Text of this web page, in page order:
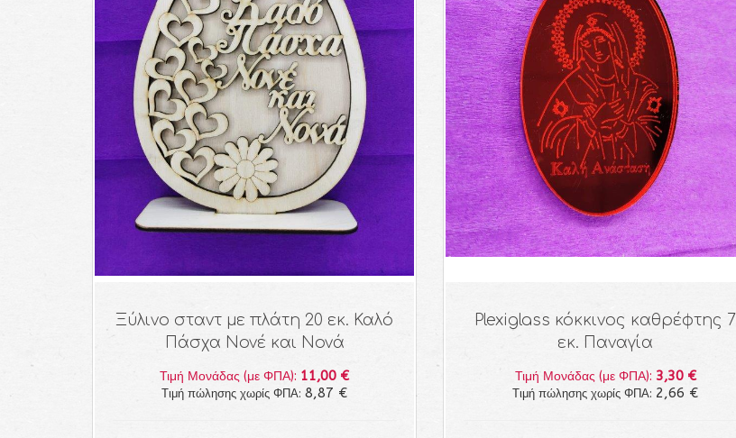
Ξύλινο σταντ με πλάτη 20 εκ. Καλό
Πάσχα Νονέ και Νονά
Τιμή Μονάδας (με ΦΠΑ): 11,00 €
Τιμή πώλησης χωρίς ΦΠΑ: 8,87 €
Plexiglass κόκκινος καθρέφτης 7
εκ. Παναγία
Τιμή Μονάδας (με ΦΠΑ): 3,30 €
Τιμή πώλησης χωρίς ΦΠΑ: 2,66 €